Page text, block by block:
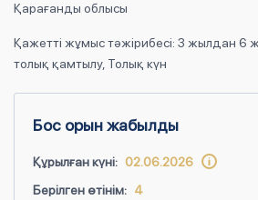
Қарағанды облысы
Қажетті жұмыс тәжірибесі: 3 жылдан 6
толық қамтылу, Толық күн
Бос орын жабылды
Құрылған күні: 02.06.2026
Берілген өтінім: 4